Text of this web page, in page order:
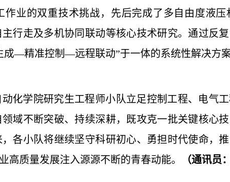
业的双重技术挑战，先后完成了多自由度液
行走及多机协同联动等核心技术研究。通过反
—精准控制—远程联动”于一体的系统性解决方
化学院研究生工程师小队立足控制工程、电气
域不断突破、持续深耕，既攻克一批关键核心
各小队将继续坚守科研初心、勇担时代使命，
高质量发展注入源源不断的青春动能。
（通讯员